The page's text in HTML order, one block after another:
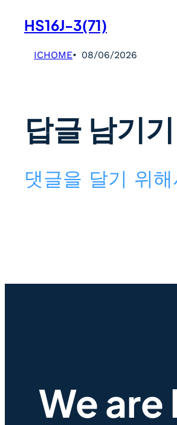
HS16J-3(71)
ICHOME 08/06/2026
답글 남기기
댓글을 달기 위해
We